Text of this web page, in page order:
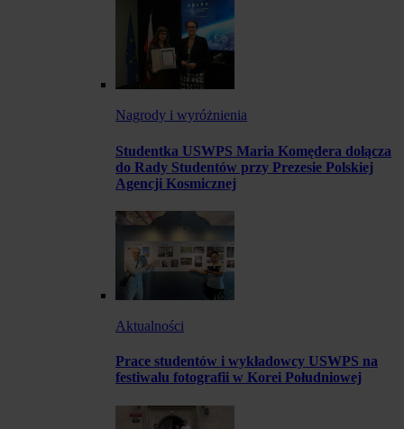
Nagrody i wyróżnienia
Studentka USWPS Maria Komędera dołącza
do Rady Studentów przy Prezesie Polskiej
Agencji Kosmicznej
Aktualności
Prace studentów i wykładowcy USWPS na
festiwalu fotografii w Korei Południowej